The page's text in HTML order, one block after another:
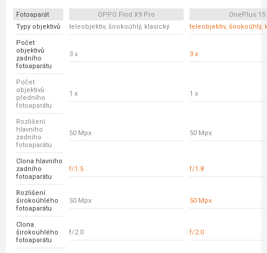
Fotoaparát OPPO Find X9 Pro
OnePlus 15
Typy objektivů
teleobjektiv, širokoúhlý, klasický teleobjektiv, širokoúhlý,
Počet
objektivů
zadního
fotoaparátu
3 x 3 x
Počet
objektivů
předního
fotoaparátu
1 x 1 x
Rozlišení
hlavního
zadního
fotoaparátu
50 Mpx 50 Mpx
Clona hlavního
zadního
fotoaparátu
f/1.5 f/1.8
Rozlišení
širokoúhlého
fotoaparátu
50 Mpx 50 Mpx
Clona
širokoúhlého
fotoaparátu
f/2.0 f/2.0